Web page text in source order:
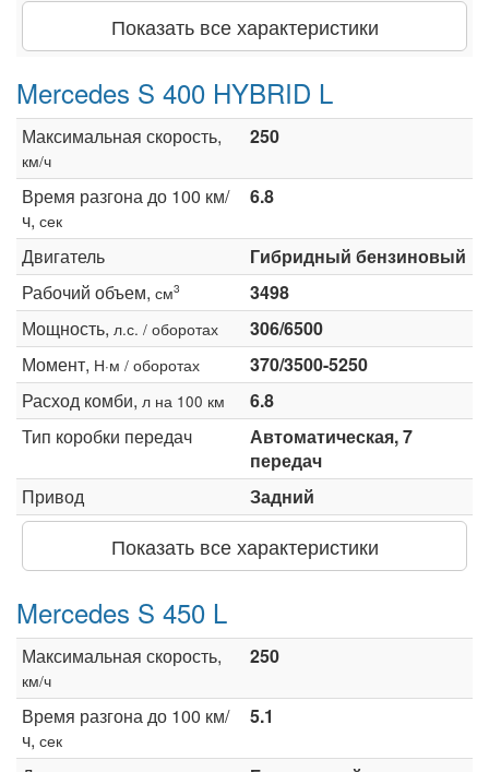
Показать все характеристики
Mercedes S 400 HYBRID L
Максимальная скорость,
км/ч
250
Время разгона до 100 км/
ч, сек
6.8
Двигатель
Гибридный бензиновый
Рабочий объем, см3
3498
Мощность, л.с. / оборотах
306/6500
Момент, Н·м / оборотах
370/3500-5250
Расход комби, л на 100 км
6.8
Тип коробки передач
Автоматическая, 7
передач
Привод
Задний
Показать все характеристики
Mercedes S 450 L
Максимальная скорость,
км/ч
250
Время разгона до 100 км/
ч, сек
5.1